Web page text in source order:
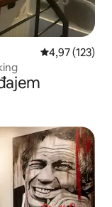
Prosječna
4,97 (123)